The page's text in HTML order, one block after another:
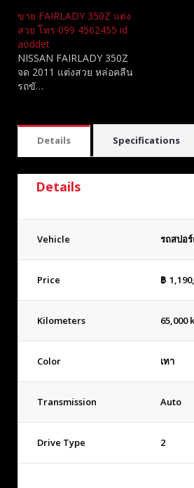
ขาย FAIRLADY 350Z แต่ง
สวย โทร 099 4562455 id
aoddet
NISSAN FAIRLADY 350Z
จด 2011 แต่งสวย หล่อคลีน
รถขั…
Details Specifications
Details
Vehicle รถสปอ
Price ฿
Kilometers 65,000
Color เทา
Transmission Auto
Drive Type 2